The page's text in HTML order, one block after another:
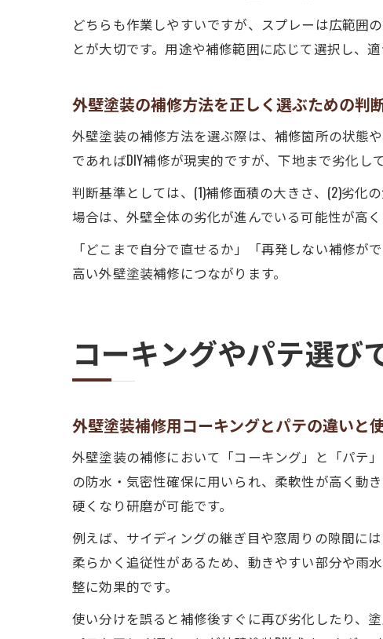
どちらも作業しやすいですが、スプレーは広範囲
とが大切です。用途や補修範囲に応じて選択し、適
外壁塗装の補修方法を正しく選ぶための判
外壁塗装の補修方法を選ぶ際は、補修箇所の状態
であればDIY補修が現実的ですが、下地まで劣化し
判断基準としては、(1)補修面積の大きさ、(2)劣化
場合は、外壁全体の劣化が進んでいる可能性が高
「どこまで自分で直せるか」「再発しない補修
高い外壁塗装補修につながります。
コーキングやパテ選び
外壁塗装補修用コーキングとパテの違いと
外壁塗装の補修において「コーキング」と「パテ
の防水・気密性確保に用いられ、柔軟性が高く動
硬くなり研磨が可能です。
例えば、サイディングの継ぎ目や窓周りの隙間に
柔らかく追従性があるため、動きやすい部分や雨
整に効果的です。
使い分けを誤ると補修後すぐに再び劣化したり、